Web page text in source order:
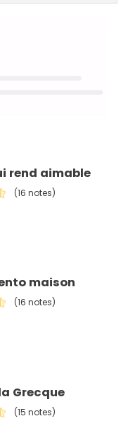
rend aimable
(16 notes)
Bento maison
(16 notes)
Grecque
(15 notes)